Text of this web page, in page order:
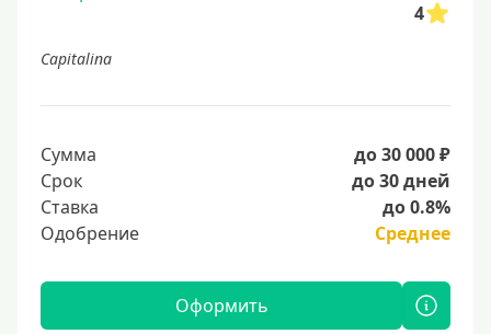
4
Capitalina
Сумма
до 30 000 ₽
Срок
до 30 дней
Ставка
до 0.8%
Одобрение
Среднее
Оформить